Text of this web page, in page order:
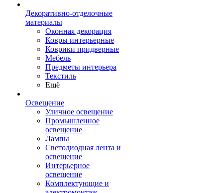
Декоративно-отделочные
материалы
Оконная декорация
Ковры интерьерные
Коврики придверные
Мебель
Предметы интерьера
Текстиль
Ещё
Освещение
Уличное освещение
Промышленное
освещение
Лампы
Светодиодная лента и
освещение
Интерьерное
освещение
Комплектующие и